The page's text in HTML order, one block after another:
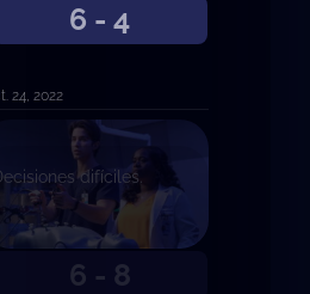
6 - 4
24, 2022
6 - 8
difíciles.